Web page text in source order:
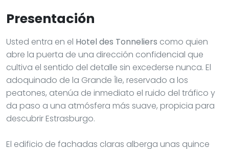
Presentación
Usted entra en el Hotel des Tonneliers como quien
abre la puerta de una dirección confidencial que
cultiva el sentido del detalle sin excederse nunca. El
adoquinado de la Grande Île, reservado a los
peatones, atenúa de inmediato el ruido del tráfico y
da paso a una atmósfera más suave, propicia para
descubrir Estrasburgo.
El edificio de fachadas claras alberga unas quince